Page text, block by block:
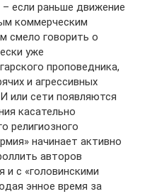
если раньше движение
коммерческим
смело говорить о
уже
проповедника,
и агрессивных
или сети появляются
касательно
религиозного
начинает активно
авторов
и с «головинскими
энное время за